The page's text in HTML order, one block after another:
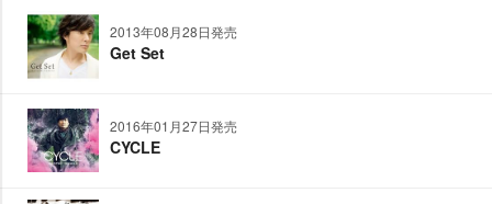
2013年08月28日発売
Get Set
2016年01月27日発売
CYCLE